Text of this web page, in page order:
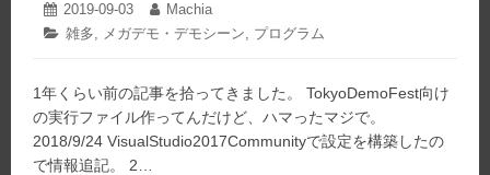
る
と
き
投
稿
2019-09-03 2022-
11-
15
投
稿
Machia
カ
リ
ー:
雑多, メガデモ・デモシーン, プログラム
1年くらい前の記事を拾ってきました。 TokyoDemoFest向け
の実行ファイル作ってんだけど、ハマったマジで。
2018/9/24 VisualStudio2017Communityで設定を構築したの
で情報追記。 2…